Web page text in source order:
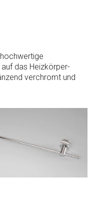
das Heizkörper-
verchromt und